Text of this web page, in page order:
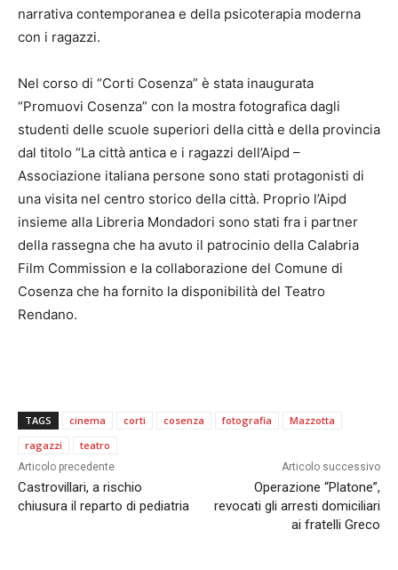
narrativa contemporanea e della psicoterapia moderna
con i ragazzi.
Nel corso di “Corti Cosenza” è stata inaugurata
“Promuovi Cosenza” con la mostra fotografica dagli
studenti delle scuole superiori della città e della provincia
dal titolo “La città antica e i ragazzi dell’Aipd –
Associazione italiana persone sono stati protagonisti di
una visita nel centro storico della città. Proprio l’Aipd
insieme alla Libreria Mondadori sono stati fra i partner
della rassegna che ha avuto il patrocinio della Calabria
Film Commission e la collaborazione del Comune di
Cosenza che ha fornito la disponibilità del Teatro
Rendano.
TAGS cinema corti cosenza fotografia
Mazzotta
ragazzi
teatro
Articolo precedente
Castrovillari, a rischio
chiusura il reparto di pediatria
Articolo successivo
Operazione “Platone”,
revocati gli arresti domiciliari
ai fratelli Greco